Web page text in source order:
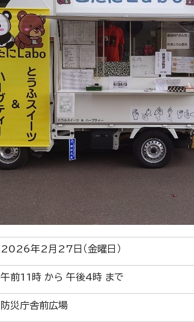
2026年2月27日（金曜日）
午前11時 から 午後4時 まで
防災庁舎前広場